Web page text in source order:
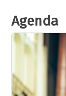
Agenda